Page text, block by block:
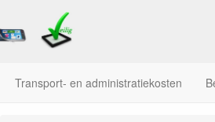
Transport- en administratiekosten